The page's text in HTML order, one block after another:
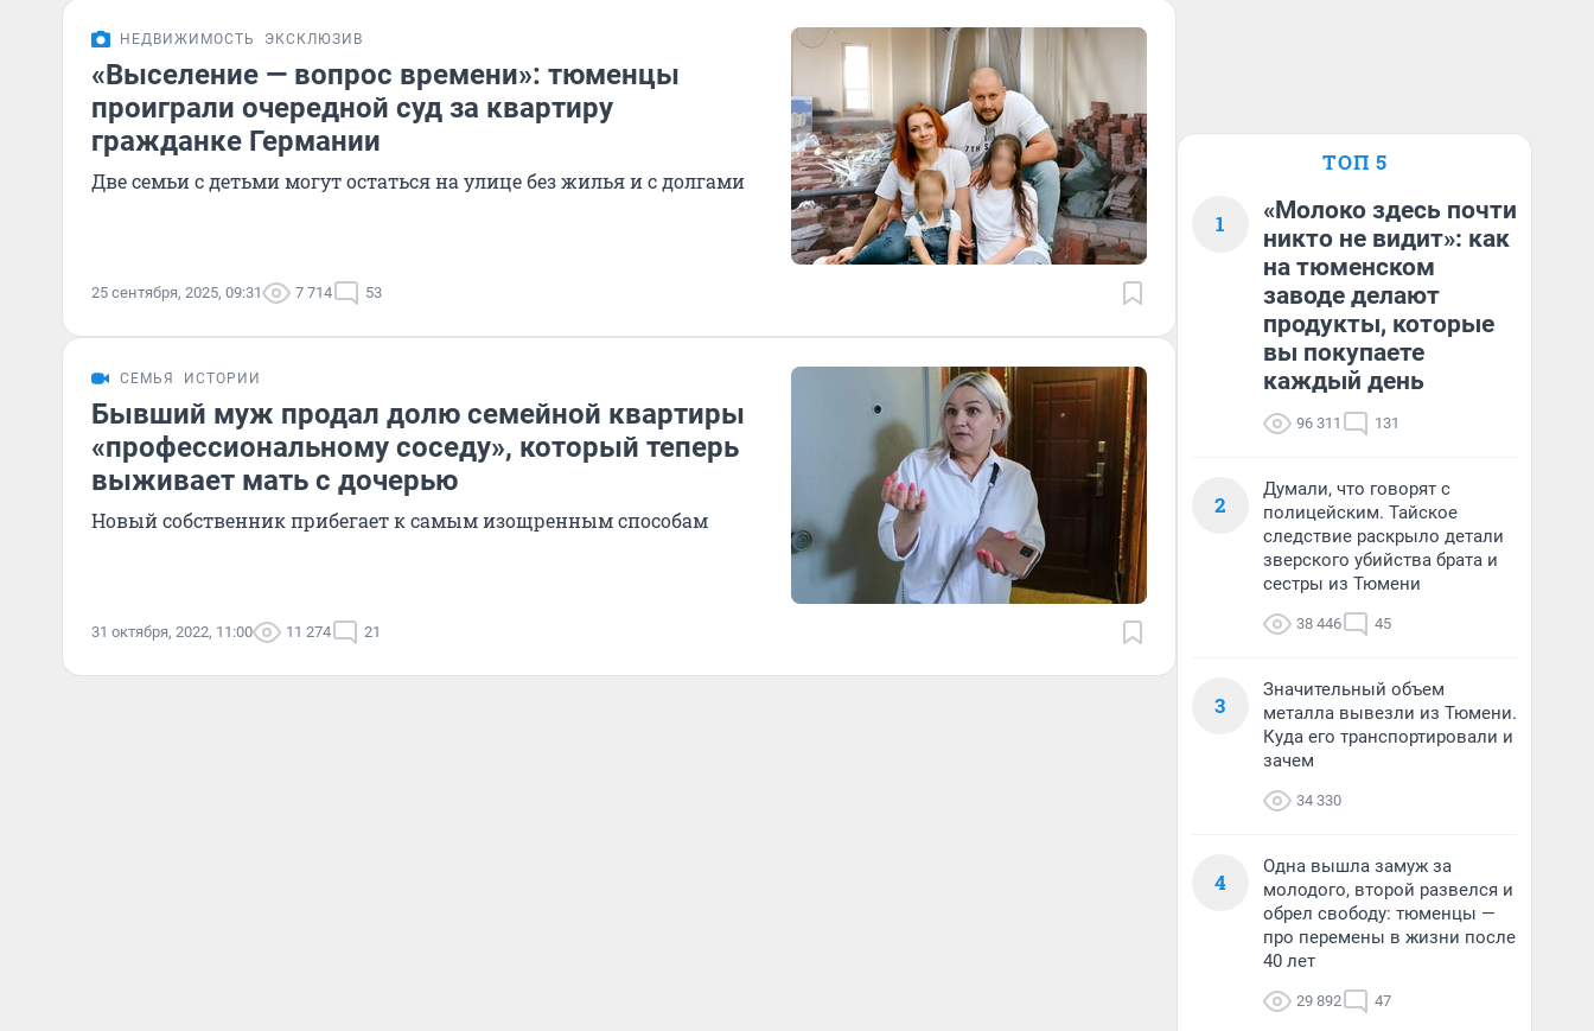
НЕДВИЖИМОСТЬ ЭКСКЛЮЗИВ
«Выселение — вопрос времени»: тюменцы
проиграли очередной суд за квартиру
гражданке Германии
Две семьи с детьми могут остаться на улице без жилья и с долгами
25 сентября, 2025, 09:31 7 714 53
СЕМЬЯ ИСТОРИИ
Бывший муж продал долю семейной квартиры
«профессиональному соседу», который теперь
выживает мать с дочерью
Новый собственник прибегает к самым изощренным способам
31 октября, 2022, 11:00 11 274 21
ТОП 5
1
«Молоко здесь почти
никто не видит»: как
на тюменском
заводе делают
продукты, которые
вы покупаете
каждый день
96 311 131
2
Думали, что говорят с
полицейским. Тайское
следствие раскрыло детали
зверского убийства брата и
сестры из Тюмени
38 446 45
3
Значительный объем
металла вывезли из Тюмени.
Куда его транспортировали и
зачем
34 330
4
Одна вышла замуж за
молодого, второй развелся и
обрел свободу: тюменцы —
про перемены в жизни после
40 лет
29 892 47